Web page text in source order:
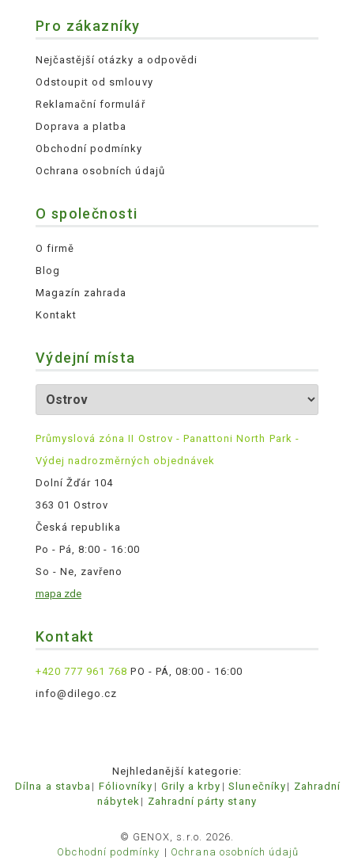
Pro zákazníky
Nejčastější otázky a odpovědi
Odstoupit od smlouvy
Reklamační formulář
Doprava a platba
Obchodní podmínky
Ochrana osobních údajů
O společnosti
O firmě
Blog
Magazín zahrada
Kontakt
Výdejní místa
Průmyslová zóna II Ostrov - Panattoni North Park -
Výdej nadrozměrných objednávek
Dolní Žďár 104
363 01 Ostrov
Česká republika
Po - Pá, 8:00 - 16:00
So - Ne, zavřeno
mapa zde
Kontakt
+420 777 961 768 PO - PÁ, 08:00 - 16:00
info@dilego.cz
Nejhledanější kategorie:
Dílna a stavba
Fóliovníky Grily a krby Slunečníky
Zahradní
nábytek
Zahradní párty stany
© GENOX, s.r.o. 2026.
Obchodní podmínky
Ochrana osobních údajů